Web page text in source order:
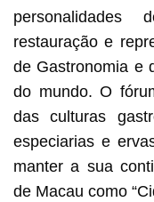
restauração e
de Gastronomia e
do mundo. O
das culturas
especiarias e
manter a sua
de Macau como